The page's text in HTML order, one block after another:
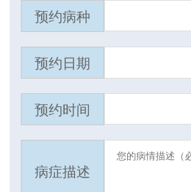
预约病种
预约日期
预约时间
病症描述